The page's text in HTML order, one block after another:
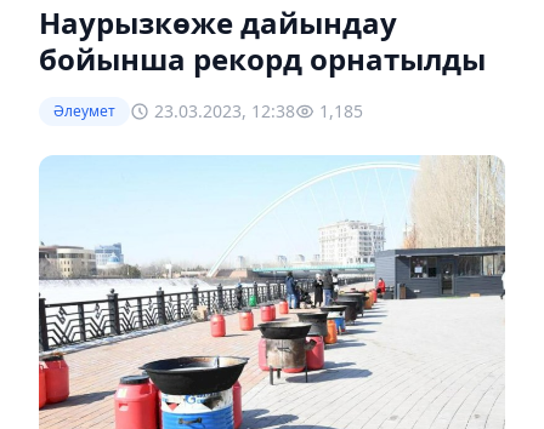
Наурызкөже дайындау
бойынша рекорд орнатылды
Әлеумет 23.03.2023, 12:38 1,185